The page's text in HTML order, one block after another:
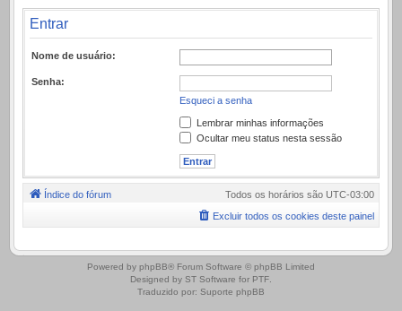
Entrar
Nome de usuário:
Senha:
Esqueci a senha
Lembrar minhas informações
Ocultar meu status nesta sessão
Índice do fórum Todos os horários são UTC-03:00
Excluir todos os cookies deste painel
.
Powered by phpBB® Forum Software © phpBB Limited
Designed by ST Software for PTF.
Traduzido por: Suporte phpBB